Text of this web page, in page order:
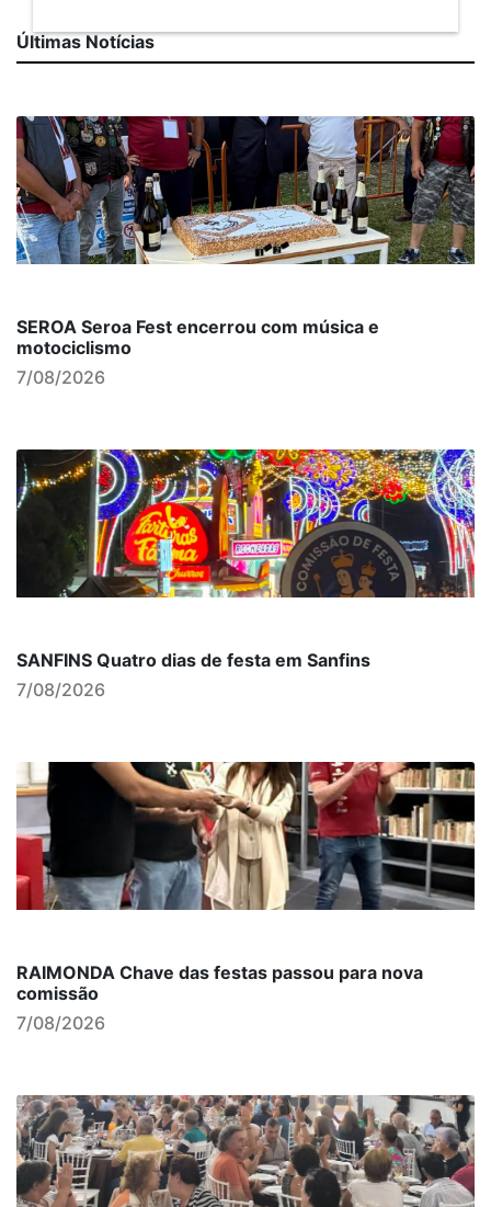
Últimas Notícias
SEROA Seroa Fest encerrou com música e
motociclismo
7/08/2026
SANFINS Quatro dias de festa em Sanfins
7/08/2026
RAIMONDA Chave das festas passou para nova
comissão
7/08/2026